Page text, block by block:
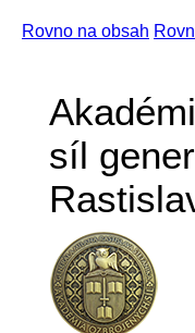
Rovno na obsah
síl